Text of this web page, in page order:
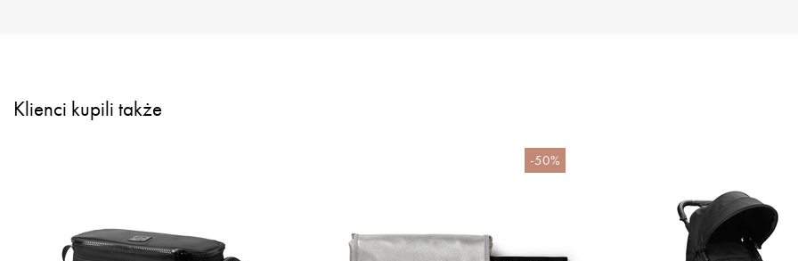
Klienci kupili także
-50%